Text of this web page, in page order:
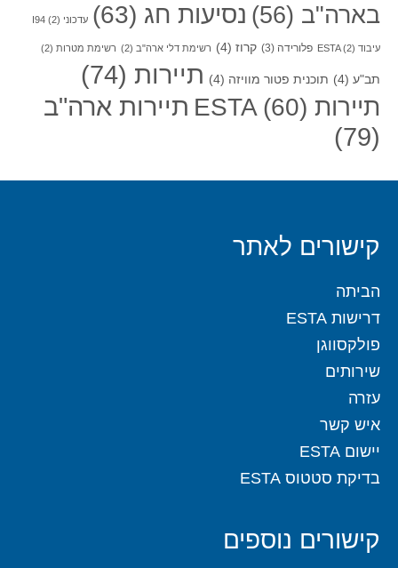
בארה"ב (56) נסיעות חג (63) עדכוני I94 (2)
עיבוד ESTA (2) פלורידה (3) קרוז (4) רשימת דלי ארה"ב (2) רשימת מטרות (2)
תב"ע (4) תוכנית פטור מוויזה (4) תיירות (74)
תיירות ESTA (60)
תיירות ארה"ב
(79)
קישורים לאתר
הביתה
דרישות ESTA
פולקסווגן
שירותים
עזרה
איש קשר
יישום ESTA
בדיקת סטטוס ESTA
קישורים נוספים